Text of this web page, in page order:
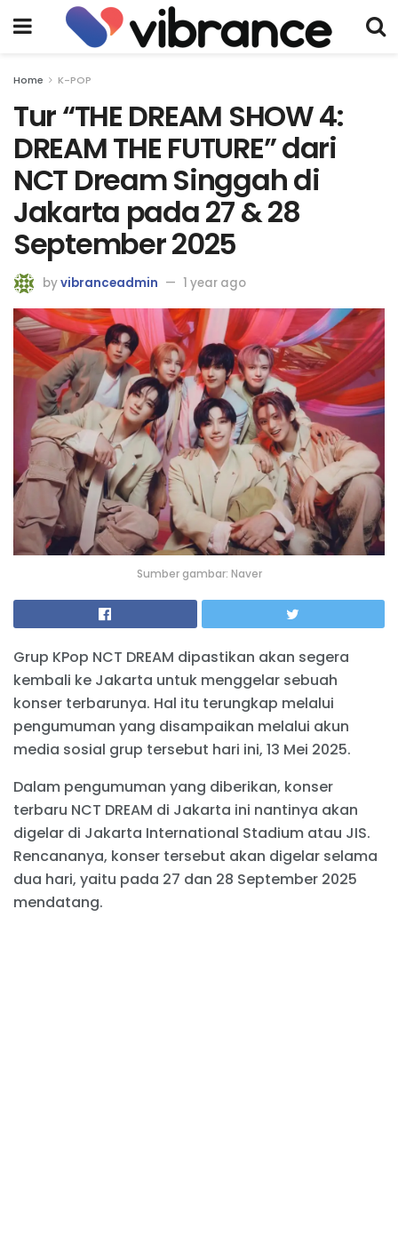
Home K-POP
Tur “THE DREAM SHOW 4:
DREAM THE FUTURE” dari
NCT Dream Singgah di
Jakarta pada 27 & 28
September 2025
byvibranceadmin 1 year ago
Sumber gambar: Naver
Grup KPop NCT DREAM dipastikan akan segera
kembali ke Jakarta untuk menggelar sebuah
konser terbarunya. Hal itu terungkap melalui
pengumuman yang disampaikan melalui akun
media sosial grup tersebut hari ini, 13 Mei 2025.
Dalam pengumuman yang diberikan, konser
terbaru NCT DREAM di Jakarta ini nantinya akan
digelar di Jakarta International Stadium atau JIS.
Rencananya, konser tersebut akan digelar selama
dua hari, yaitu pada 27 dan 28 September 2025
mendatang.